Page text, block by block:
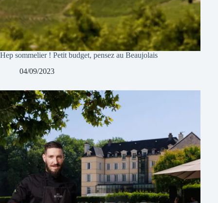
Hep sommelier ! Petit budget, pensez au Beaujolais
04/09/2023